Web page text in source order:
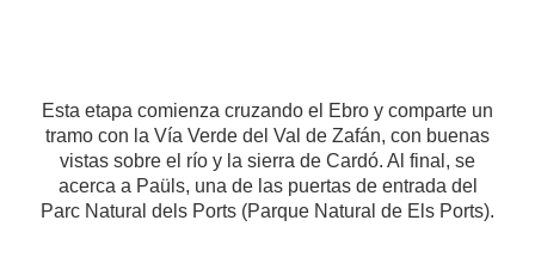
Esta etapa comienza cruzando el Ebro y comparte un
tramo con la Vía Verde del Val de Zafán, con buenas
vistas sobre el río y la sierra de Cardó. Al final, se
acerca a Paüls, una de las puertas de entrada del
Parc Natural dels Ports (Parque Natural de Els Ports).